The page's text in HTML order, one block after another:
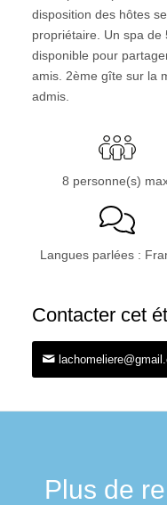
disposition des hôtes
propriétaire. Un spa
disponible pour
amis. 2ème gîte sur la
admis.
8 personne(s)
Langues parlées :
Contacter cet
Plus de